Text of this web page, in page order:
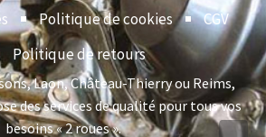
Politique de cookies
CGV
Politique de retours
Laon, Château-Thierry ou Reims,
des services de qualité pour tous vos
besoins « 2 roues ».